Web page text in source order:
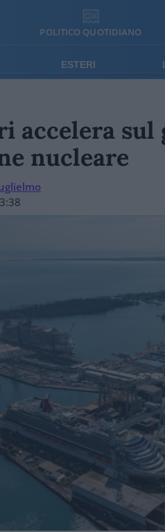
POLITICO QUOTIDIANO
ESTERI
accelera sul
nucleare